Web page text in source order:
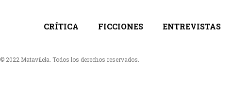
CRÍTICA FICCIONES ENTREVISTAS
© 2022 Matavilela. Todos los derechos reservados.